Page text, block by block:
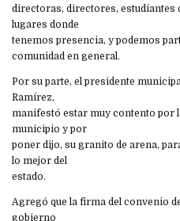
directoras, directores, estudiantes
lugares donde
tenemos presencia, y podemos
comunidad en general.
Por su parte, el presidente
Ramírez,
manifestó estar muy contento por
municipio y por
poner dijo, su granito de arena,
lo mejor del
estado.
Agregó que la firma del convenio
gobierno